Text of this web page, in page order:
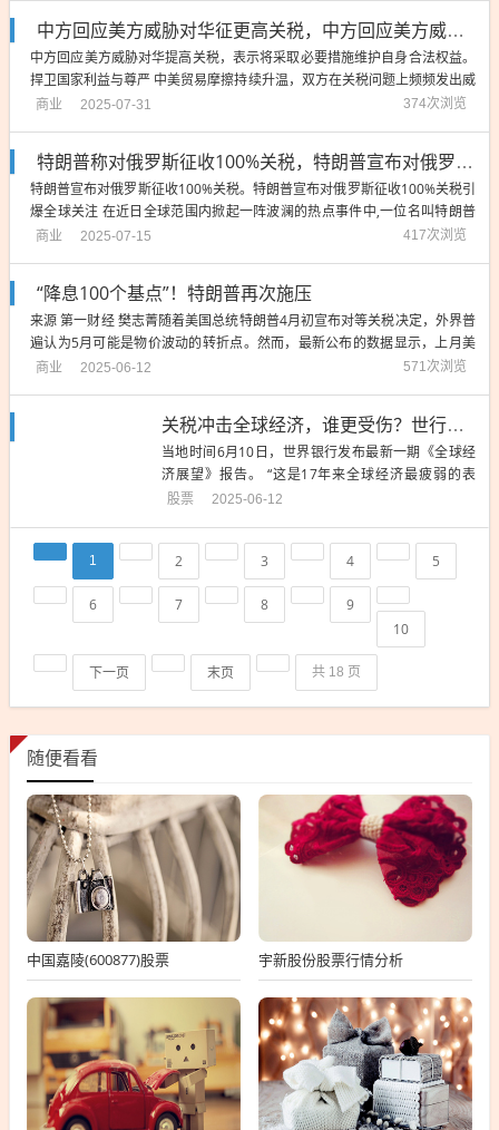
中方回应美方威胁对华征更高关税，中方回应美方威胁征更高关税，坚决维护自身权益
中方回应美方威胁对华提高关税，表示将采取必要措施维护自身合法权益。
捍卫国家利益与尊严 中美贸易摩擦持续升温，双方在关税问题上频频发出威
胁，引发国际社会广泛关注，作为负责任的大国，中国坚决维护国家利益和
商业 2025-07-31 374次浏览
特朗普称对俄罗斯征收100%关税，特朗普宣布对俄罗斯征收100%关税
特朗普宣布对俄罗斯征收100%关税。特朗普宣布对俄罗斯征收100%关税引
爆全球关注 在近日全球范围内掀起一阵波澜的热点事件中,一位名叫特朗普
的美国总统宣布将对俄罗斯征收100%的关税，这一消息迅速引发了全球范
商业 2025-07-15 417次浏览
“降息100个基点”！特朗普再次施压
来源 第一财经 樊志菁随着美国总统特朗普4月初宣布对等关税决定，外界普
遍认为5月可能是物价波动的转折点。然而，最新公布的数据显示，上月美
国消费者价格指数CPI与此前相差无几。数据出炉后，特朗普再次喊话美联
商业 2025-06-12 571次浏览
关税冲击全球经济，谁更受伤？世行：印度、日本、美国
当地时间6月10日，世界银行发布最新一期《全球经
济展望》报告。 “这是17年来全球经济最疲弱的表
现。” 世界银行高级副行长兼首席经济学家英德米特·
预计增长1.2%，较今年1月份的预测值下调0.5个百分
点。其中，美国经济预计增长1.4%，较2024年全年
2...
股票 2025-06-12
1 2 3 4 5
6 7 8
9
10
下一页 末页 共 18 页
随便看看
中国嘉陵(600877)股票 宇新股份股票行情分析